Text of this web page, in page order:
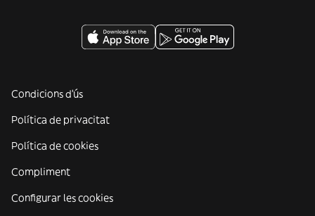
Condicions d'ús
Política de privacitat
Política de cookies
Compliment
Configurar les cookies